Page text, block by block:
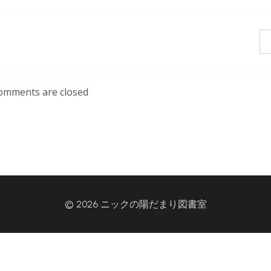
are closed
© 2026 ニックの陽だまり図書室